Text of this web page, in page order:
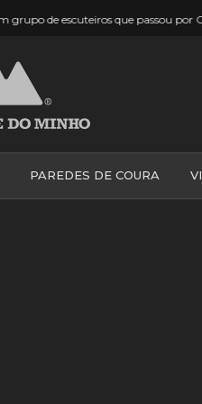
16:48 Valença convida jovens a
PAREDES DE COURA